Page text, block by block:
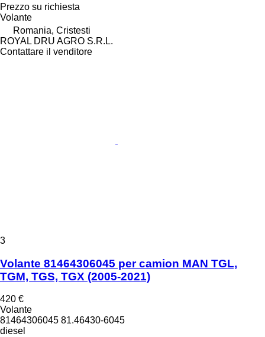
Prezzo su richiesta
Volante
Romania, Cristesti
ROYAL DRU AGRO S.R.L.
Contattare il venditore
3
Volante 81464306045 per camion MAN TGL,
TGM, TGS, TGX (2005-2021)
420 €
Volante
81464306045 81.46430-6045
diesel